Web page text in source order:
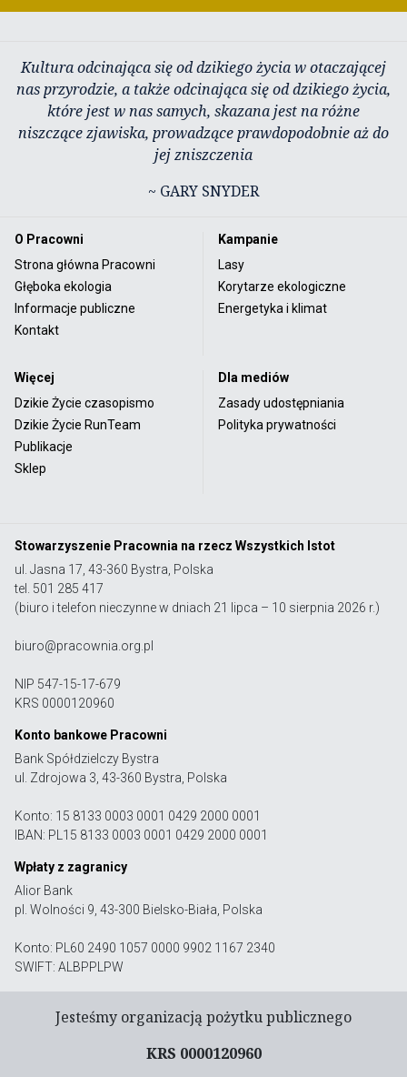
Kultura odcinająca się od dzikiego życia w otaczającej
nas przyrodzie, a także odcinająca się od dzikiego życia,
które jest w nas samych, skazana jest na różne
niszczące zjawiska, prowadzące prawdopodobnie aż do
jej zniszczenia
~ GARY SNYDER
O Pracowni
Strona główna Pracowni
Głęboka ekologia
Informacje publiczne
Kontakt
Kampanie
Lasy
Korytarze ekologiczne
Energetyka i klimat
Więcej
Dzikie Życie czasopismo
Dzikie Życie RunTeam
Publikacje
Sklep
Dla mediów
Zasady udostępniania
Polityka prywatności
Stowarzyszenie Pracownia na rzecz Wszystkich Istot
ul. Jasna 17, 43-360 Bystra, Polska
tel. 501 285 417
(biuro i telefon nieczynne w dniach 21 lipca – 10 sierpnia 2026 r.)
biuro@pracownia.org.pl
NIP 547-15-17-679
KRS 0000120960
Konto bankowe Pracowni
Bank Spółdzielczy Bystra
ul. Zdrojowa 3, 43-360 Bystra, Polska
Konto: 15 8133 0003 0001 0429 2000 0001
IBAN: PL15 8133 0003 0001 0429 2000 0001
Wpłaty z zagranicy
Alior Bank
pl. Wolności 9, 43-300 Bielsko-Biała, Polska
Konto: PL60 2490 1057 0000 9902 1167 2340
SWIFT: ALBPPLPW
Jesteśmy organizacją pożytku publicznego
KRS 0000120960